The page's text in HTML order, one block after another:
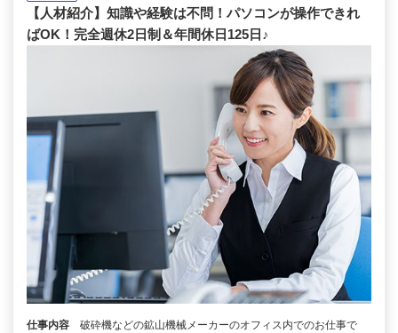
【人材紹介】知識や経験は不問！パソコンが操作できれ
ばOK！完全週休2日制＆年間休日125日♪
仕事内容
破砕機などの鉱山機械メーカーのオフィス内でのお仕事で